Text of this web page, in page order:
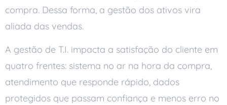
compra. Dessa forma, a gestão dos ativos vira
aliada das vendas.
A gestão de T.I. impacta a satisfação do cliente em
quatro frentes: sistema no ar na hora da compra,
atendimento que responde rápido, dados
protegidos que passam confiança e menos erro no